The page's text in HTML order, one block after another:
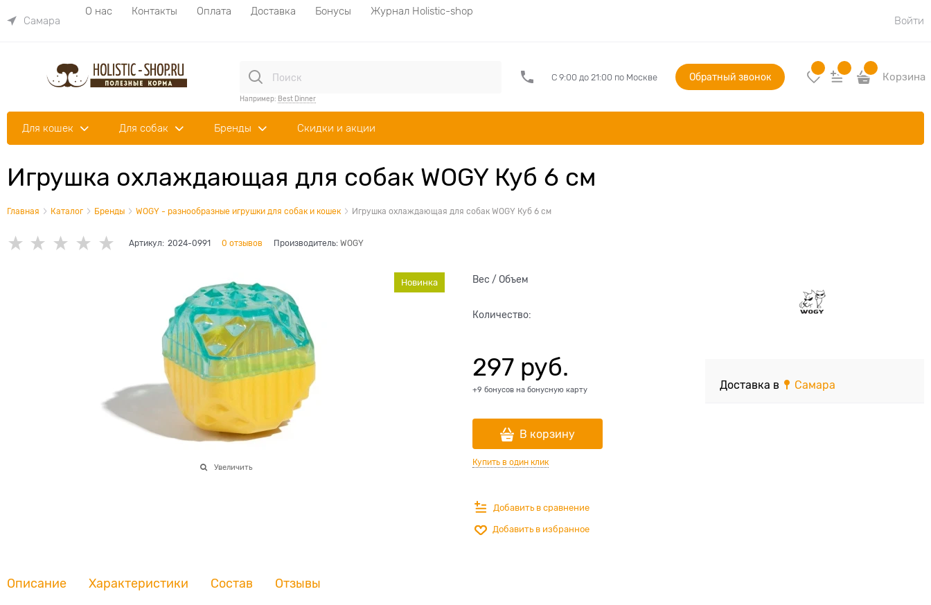
Самара
О нас Контакты Оплата Доставка Бонусы
Журнал Holistic-shop
Войти
Например: Best Dinner
С 9:00 до 21:00 по Москве Обратный звонок Корзина
Для кошек Для собак Бренды Скидки и акции
Игрушка охлаждающая для собак WOGY Куб 6 см
Главная Каталог Бренды WOGY - разнообразные игрушки для собак и кошек Игрушка охлаждающая для собак WOGY Куб 6 см
Артикул: 2024-0991 0 отзывов Производитель: WOGY
Новинка
Увеличить
Вес / Объем
Количество:
297 руб.
+9 бонусов на бонусную карту
В корзину
Купить в один клик
Добавить в сравнение
Добавить в избранное
Доставка в Самара
Описание Характеристики Состав Отзывы